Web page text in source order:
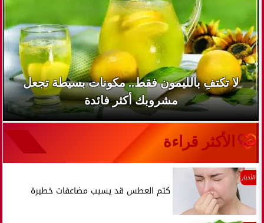
لا تكتفِ بالليمون فقط.. مكونات بسيطة تجعل
مشروبك أكثر فائدة
الأكثر قراءة
الأخبار
كتم العطس قد يسبب مضاعفات خطيرة